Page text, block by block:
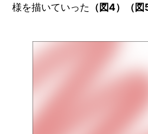
様を描いていった （図4）（図